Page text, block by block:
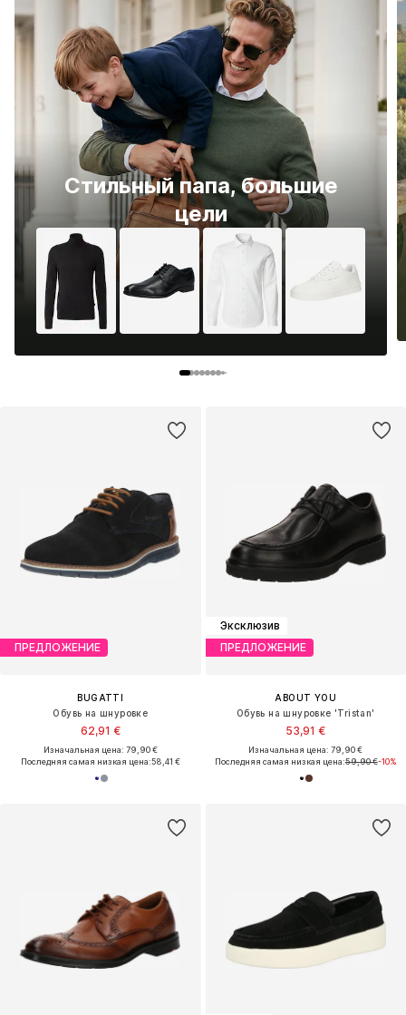
ПРЕДЛОЖЕНИЕ
BUGATTI
Обувь на шнуровке
62,91 €
Изначальная цена: 79,90 €
Последняя самая низкая цена:58,41 €
Стильный папа, большие
цели
Эксклюзив
ПРЕДЛОЖЕНИЕ
ABOUT YOU
Обувь на шнуровке 'Tristan'
53,91 €
Изначальная цена: 79,90 €
Последняя самая низкая цена:59,90 €-10%